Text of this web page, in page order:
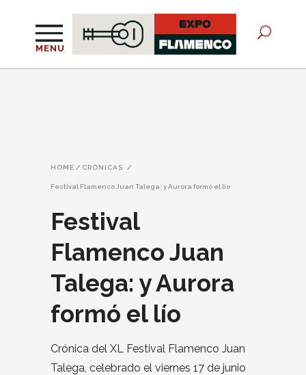
MENU
HOME / CRÓNICAS /
Festival Flamenco Juan Talega: y Aurora formó el lío
Festival
Flamenco Juan
Talega: y Aurora
formó el lío
Crónica del XL Festival Flamenco Juan
Talega, celebrado el viernes 17 de junio